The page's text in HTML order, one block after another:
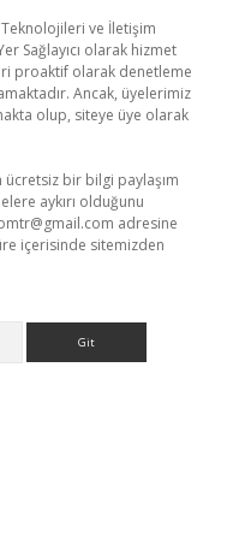
Teknolojileri ve İletişim
Sağlayıcı olarak hizmet
proaktif olarak denetleme
Ancak, üyelerimiz
olup, siteye üye olarak
ücretsiz bir bilgi paylaşım
aykırı olduğunu
adresine
içerisinde sitemizden